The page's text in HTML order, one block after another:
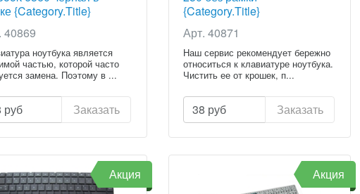
{Category.Title}
40869
ноутбука является
частью, которой часто
замена. Поэтому в ...
руб Заказать
{Category.Title}
Арт. 40871
Наш сервис рекомендует бережно
относиться к клавиатуре ноутбука.
Чистить ее от крошек, п...
38 руб Заказать
Акция Акция